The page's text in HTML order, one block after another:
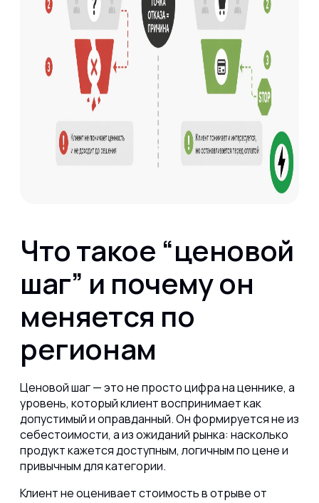
Что такое “ценовой
шаг” и почему он
меняется по
регионам
Ценовой шаг — это не просто цифра на ценнике, а
уровень, который клиент воспринимает как
допустимый и оправданный. Он формируется не из
себестоимости, а из ожиданий рынка: насколько
продукт кажется доступным, логичным по цене и
привычным для категории.
Клиент не оценивает стоимость в отрыве от